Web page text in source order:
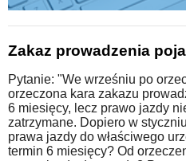
Zakaz prowadzenia
Pytanie: "We wrześniu po
orzeczona kara zakazu
6 miesięcy, lecz prawo jazdy
zatrzymane. Dopiero w
prawa jazdy do właściwego
termin 6 miesięcy? Od